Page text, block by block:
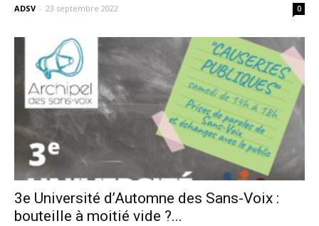
ADSV - 23 septembre 2022 0
3e Université d’Automne des Sans-Voix :
bouteille à moitié vide ?...